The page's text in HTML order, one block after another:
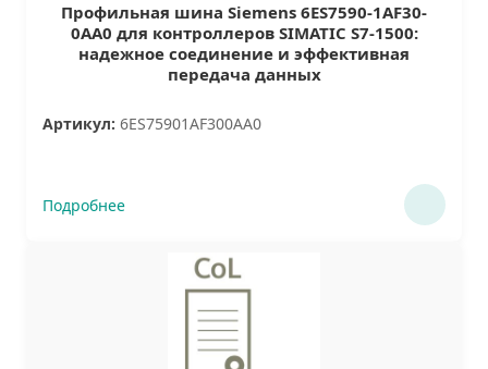
Профильная шина Siemens 6ES7590-1AF30-
0AA0 для контроллеров SIMATIC S7-1500:
надежное соединение и эффективная
передача данных
Артикул: 6ES75901AF300AA0
Подробнее